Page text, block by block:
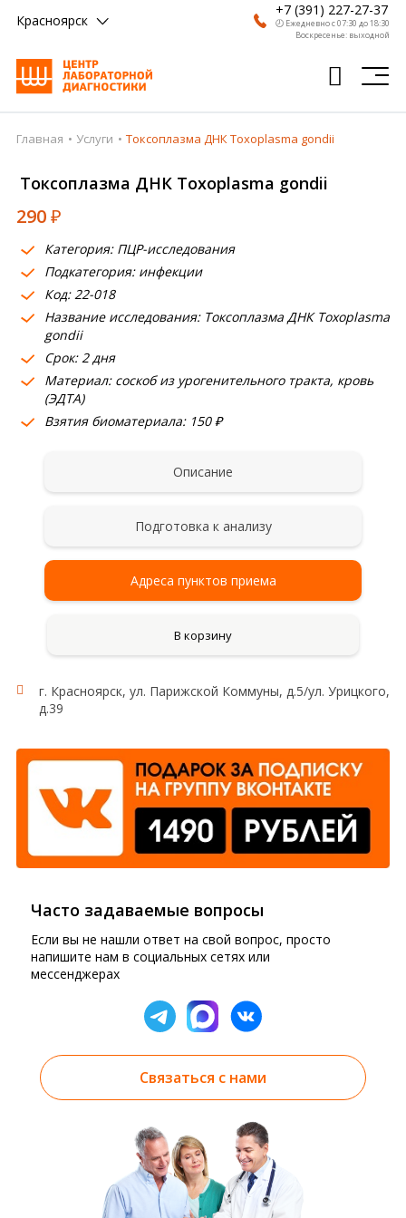
Красноярск
+7 (391) 227-27-37
🕗 Ежедневно с 07:30 до 18:30
Воскресенье: выходной
Главная
Анализы
Врачи
Получить результат
Пациентам
О компании
Где сдать
Партнерам
Главная Услуги Токсоплазма ДНК Toxoplasma gondii
Токсоплазма ДНК Toxoplasma gondii
290₽
Категория: ПЦР-исследования
Подкатегория: инфекции
Код: 22-018
Название исследования: Токсоплазма ДНК Toxoplasma
gondii
Срок: 2 дня
Материал: соскоб из урогенительного тракта, кровь
(ЭДТА)
Взятия биоматериала: 150 ₽
Описание
Подготовка к анализу
Адреса пунктов приема
В корзину
г. Красноярск, ул. Парижской Коммуны, д.5/ул. Урицкого,
д.39
Часто задаваемые вопросы
Если вы не нашли ответ на свой вопрос, просто
напишите нам в социальных сетях или
мессенджерах
Связаться с нами